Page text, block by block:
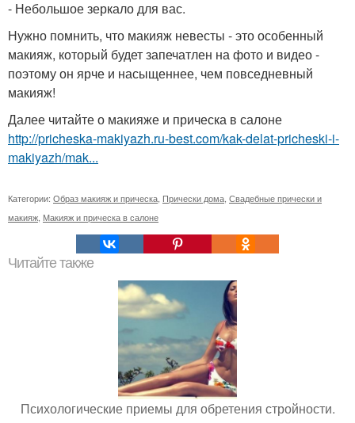
- Небольшое зеркало для вас.
Нужно помнить, что макияж невесты - это особенный
макияж, который будет запечатлен на фото и видео -
поэтому он ярче и насыщеннее, чем повседневный
макияж!
Далее читайте о макияже и прическа в салоне
http://pricheska-makiyazh.ru-best.com/kak-delat-pricheski-i-
makiyazh/mak...
Категории: Образ макияж и прическа Прически дома Свадебные прически и
макияж Макияж и прическа в салоне
Читайте также
Психологические приемы для обретения стройности.